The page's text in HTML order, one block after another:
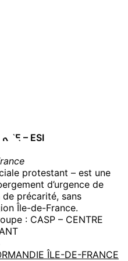
pour lancer la recherche
– ESI
protestant – est une
d’urgence de
précarité, sans
Île-de-France.
: CASP – CENTRE
ÎLE-DE-FRANCE